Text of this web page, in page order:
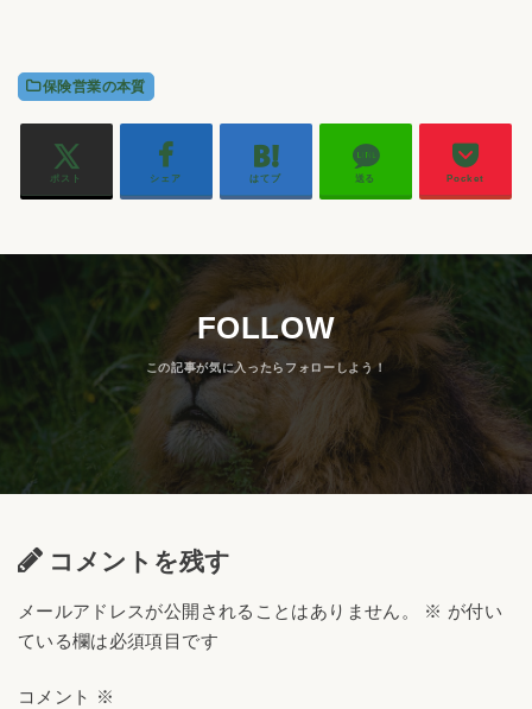
保険営業の本質
ポスト シェア はてブ 送る Pocket
FOLLOW
コメントを残す
メールアドレスが公開されることはありません。 ※ が付い
ている欄は必須項目です
コメント ※